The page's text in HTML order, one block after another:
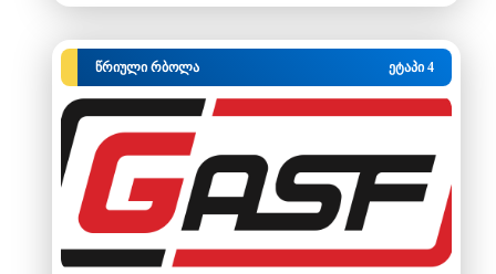
წრიული რბოლა ეტაპი 4